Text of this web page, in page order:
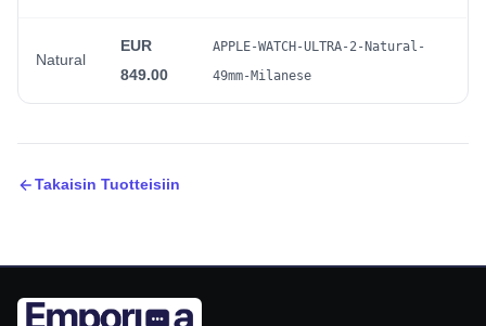
Natural
EUR
849.00
APPLE-WATCH-ULTRA-2-Natural-
49mm-Milanese
Takaisin Tuotteisiin